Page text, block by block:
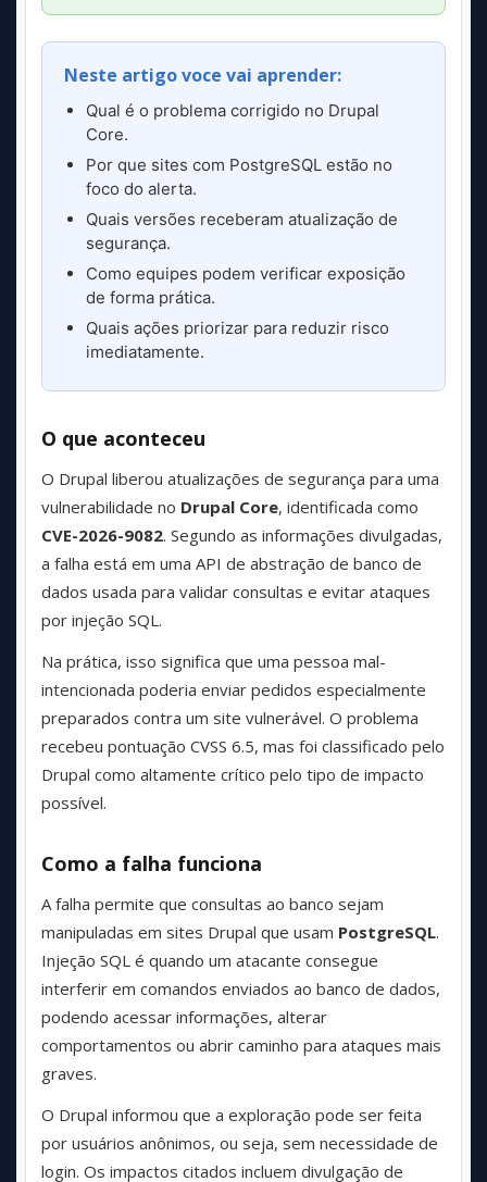
Neste artigo voce vai aprender:
Qual é o problema corrigido no Drupal
Core.
Por que sites com PostgreSQL estão no
foco do alerta.
Quais versões receberam atualização de
segurança.
Como equipes podem verificar exposição
de forma prática.
Quais ações priorizar para reduzir risco
imediatamente.
O que aconteceu
O Drupal liberou atualizações de segurança para uma
vulnerabilidade no Drupal Core, identificada como
CVE-2026-9082. Segundo as informações divulgadas,
a falha está em uma API de abstração de banco de
dados usada para validar consultas e evitar ataques
por injeção SQL.
Na prática, isso significa que uma pessoa mal-
intencionada poderia enviar pedidos especialmente
preparados contra um site vulnerável. O problema
recebeu pontuação CVSS 6.5, mas foi classificado pelo
Drupal como altamente crítico pelo tipo de impacto
possível.
Como a falha funciona
A falha permite que consultas ao banco sejam
manipuladas em sites Drupal que usam PostgreSQL.
Injeção SQL é quando um atacante consegue
interferir em comandos enviados ao banco de dados,
podendo acessar informações, alterar
comportamentos ou abrir caminho para ataques mais
graves.
O Drupal informou que a exploração pode ser feita
por usuários anônimos, ou seja, sem necessidade de
login. Os impactos citados incluem divulgação de